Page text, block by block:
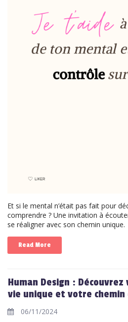
Et si le mental n’était pas fait pour
comprendre ? Une invitation à
se réaligner avec son chemin unique.
Read More
Human Design :
vie unique et votre chemin
06/11/2024